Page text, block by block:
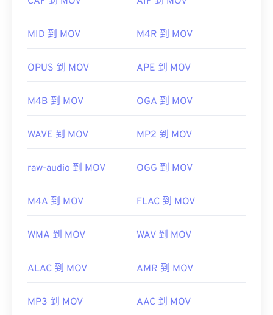
戏相关。Apple 并未开发这些技术，因此它们无法在
开发者：
首次发行： 2001年
https://en.wikipedia.org/wiki/QuickTime_File_Format
CH203-BBCGDDDF
MID 到 MOV M4R 到 MOV
OPUS 到 MOV APE 到 MOV
M4B 到 MOV OGA 到 MOV
WAVE 到 MOV MP2 到 MOV
raw-audio 到 MOV OGG 到 MOV
M4A 到 MOV FLAC 到 MOV
WMA 到 MOV WAV 到 MOV
ALAC 到 MOV AMR 到 MOV
MP3 到 MOV AAC 到 MOV